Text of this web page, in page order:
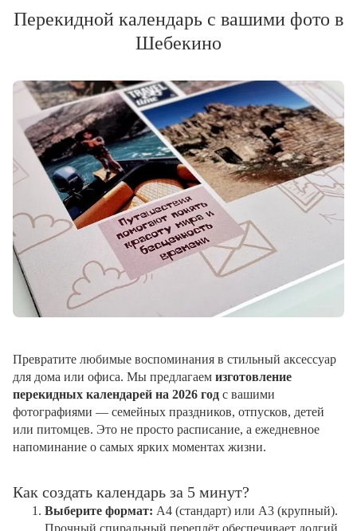
Перекидной календарь с вашими фото в
Шебекино
Превратите любимые воспоминания в стильный аксессуар
для дома или офиса. Мы предлагаем изготовление
перекидных календарей на 2026 год с вашими
фотографиями — семейных праздников, отпусков, детей
или питомцев. Это не просто расписание, а ежедневное
напоминание о самых ярких моментах жизни.
Как создать календарь за 5 минут?
Выберите формат: А4 (стандарт) или А3 (крупный).
Прочный спиральный переплёт обеспечивает долгий